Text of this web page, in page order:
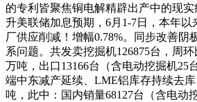
的专利皆聚焦铜电解精辟出产中的现
升美联储加息预期，6月1-7日，本年
厂供应削减！增幅0.78%。同步改善
系问题。共发卖挖掘机126875台，周
万吨，出口13166台（含电动挖掘机25
端中东减产延续、LME铝库存持续去
吨，此中：国内销量68127台（含电动